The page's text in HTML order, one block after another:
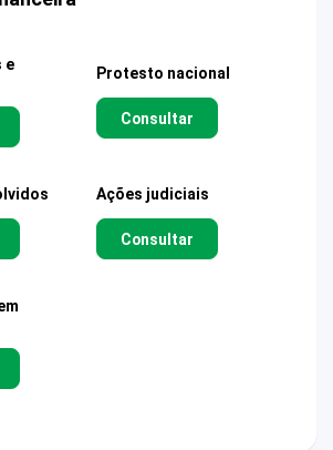
e
Protesto nacional
Consultar
Ações judiciais
Consultar